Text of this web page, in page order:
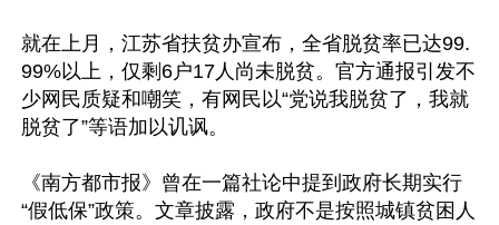
就在上月，江苏省扶贫办宣布，全省脱贫率已达99.
99%以上，仅剩6户17人尚未脱贫。官方通报引发不
少网民质疑和嘲笑，有网民以“党说我脱贫了，我就
脱贫了”等语加以讥讽。
《南方都市报》曾在一篇社论中提到政府长期实行
“假低保”政策。文章披露，政府不是按照城镇贫困人